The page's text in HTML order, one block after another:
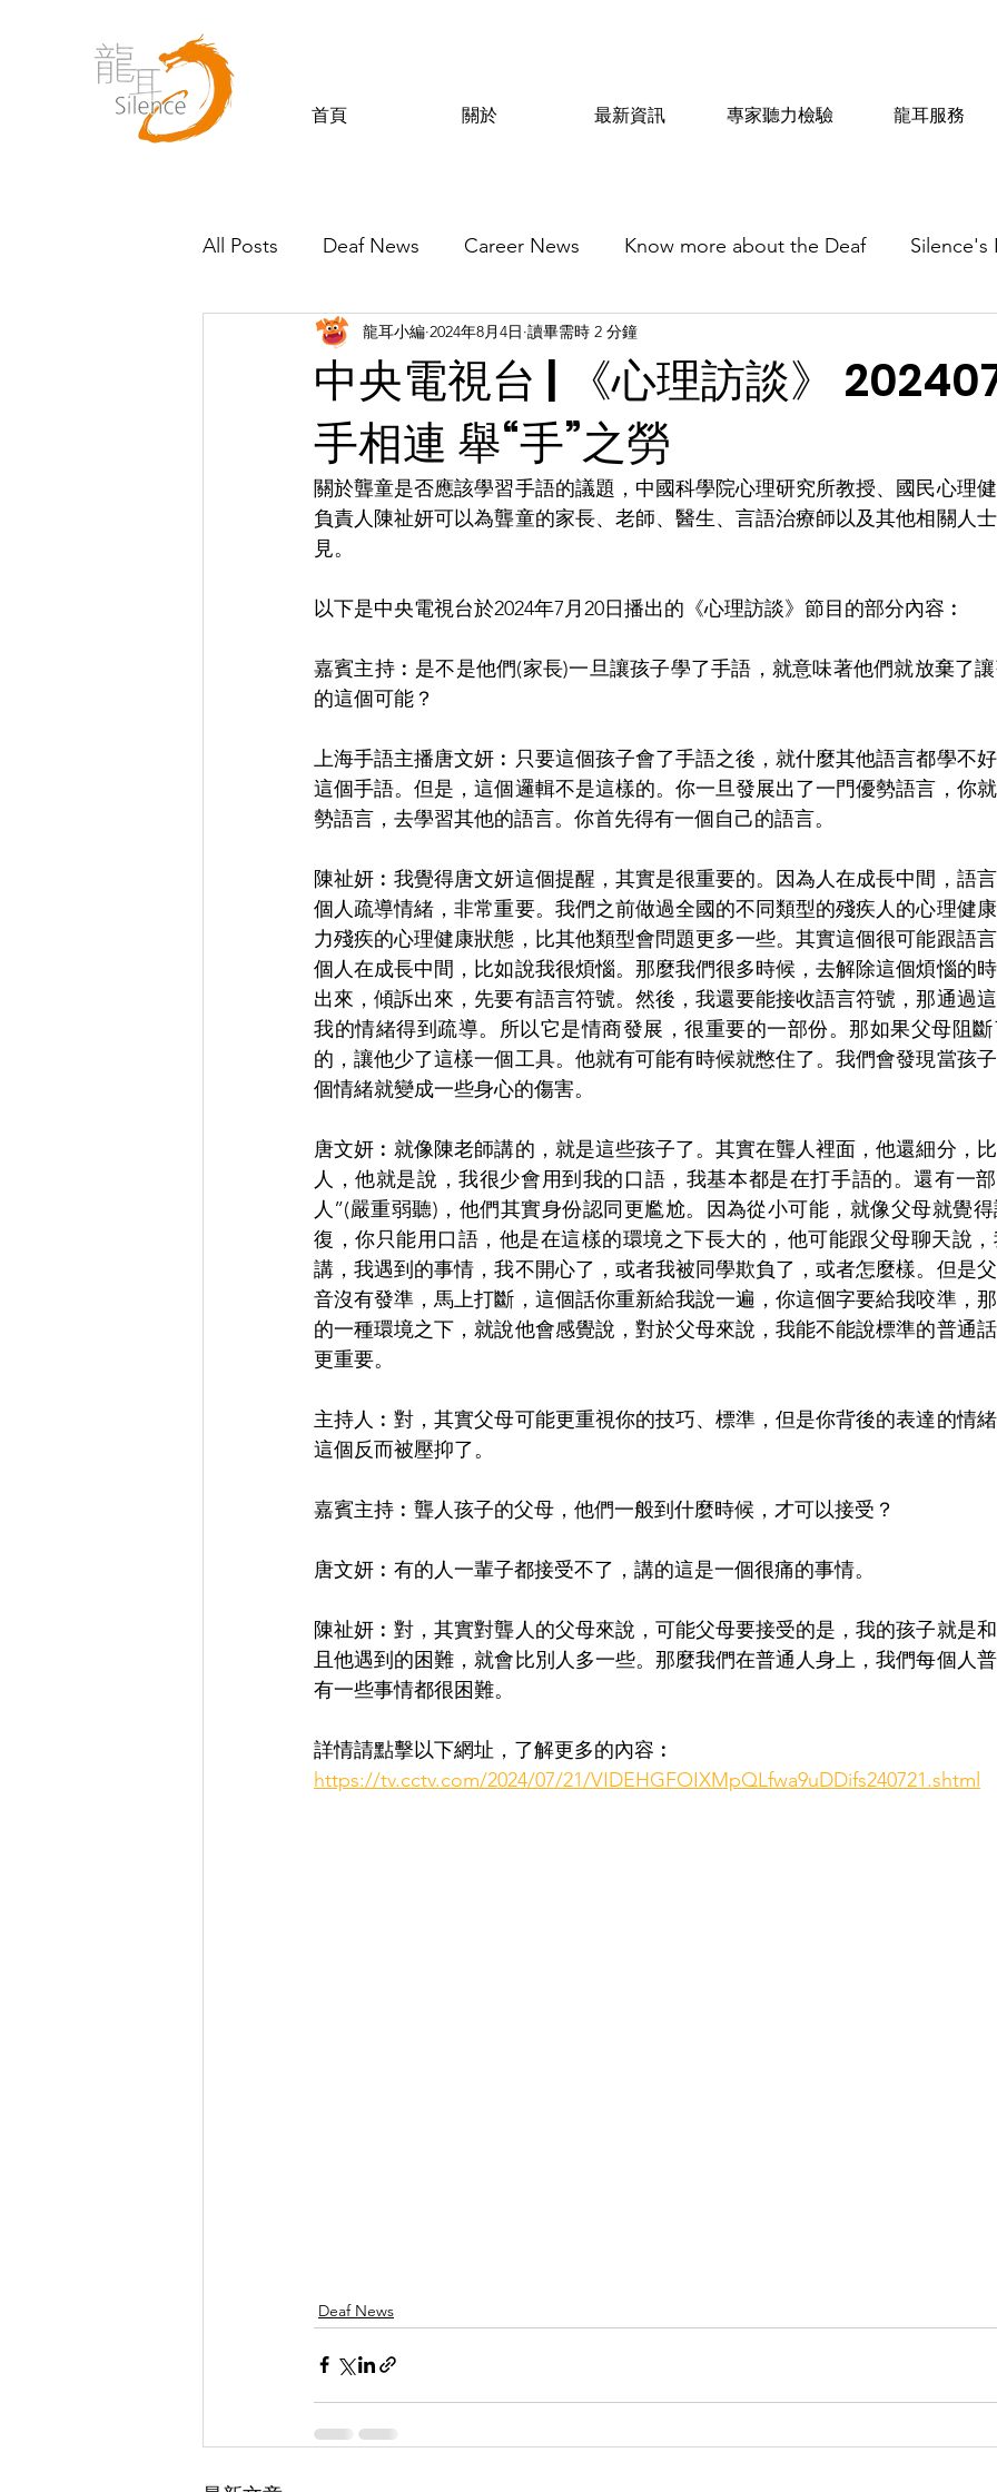
首頁 關於 最新資訊 專家聽力檢驗 龍耳服務
All Posts Deaf News Career News Know more about the Deaf Silence's
Silence’s Friends
中央電視台 | 《心理訪談》
手相連 舉“手”之勞
龍耳小編 2024年8月4日 讀畢需時 2 分鐘
關於聾童是否應該學習手語的議題，中國科學院心理研究所教授、國民心理
負責人陳祉妍可以為聾童的家長、老師、醫生、言語治療師以及其他相關人
見。
以下是中央電視台於2024年7月20日播出的《心理訪談》節目的部分內容︰
嘉賓主持︰是不是他們(家長)一旦讓孩子學了手語，就意味著他們就放棄了
的這個可能？
上海手語主播唐文妍︰只要這個孩子會了手語之後，就什麼其他語言都學不
這個手語。但是，這個邏輯不是這樣的。你一旦發展出了一門優勢語言，你
勢語言，去學習其他的語言。你首先得有一個自己的語言。
陳祉妍︰我覺得唐文妍這個提醒，其實是很重要的。因為人在成長中間，語
個人疏導情緒，非常重要。我們之前做過全國的不同類型的殘疾人的心理健
力殘疾的心理健康狀態，比其他類型會問題更多一些。其實這個很可能跟語
個人在成長中間，比如說我很煩惱。那麼我們很多時候，去解除這個煩惱的
出來，傾訴出來，先要有語言符號。然後，我還要能接收語言符號，那通過
我的情緒得到疏導。所以它是情商發展，很重要的一部份。那如果父母阻
的，讓他少了這樣一個工具。他就有可能有時候就憋住了。我們會發現當孩
個情緒就變成一些身心的傷害。
唐文妍︰就像陳老師講的，就是這些孩子了。其實在聾人裡面，他還細分，
人，他就是說，我很少會用到我的口語，我基本都是在打手語的。還有一
人”(嚴重弱聽)，他們其實身份認同更尷尬。因為從小可能，就像父母就覺
復，你只能用口語，他是在這樣的環境之下長大的，他可能跟父母聊天說
講，我遇到的事情，我不開心了，或者我被同學欺負了，或者怎麼樣。但是
音沒有發準，馬上打斷，這個話你重新給我說一遍，你這個字要給我咬準，
的一種環境之下，就說他會感覺說，對於父母來說，我能不能說標準的普通
更重要。
主持人︰對，其實父母可能更重視你的技巧、標準，但是你背後的表達的情
這個反而被壓抑了。
嘉賓主持︰聾人孩子的父母，他們一般到什麼時候，才可以接受？
唐文妍︰有的人一輩子都接受不了，講的這是一個很痛的事情。
陳祉妍︰對，其實對聾人的父母來說，可能父母要接受的是，我的孩子就是
且他遇到的困難，就會比別人多一些。那麼我們在普通人身上，我們每個人
有一些事情都很困難。
詳情請點擊以下網址，了解更多的內容︰
https://tv.cctv.com/2024/07/21/VIDEHGFOIXMpQLfwa9uDDifs240721.shtml
Deaf News